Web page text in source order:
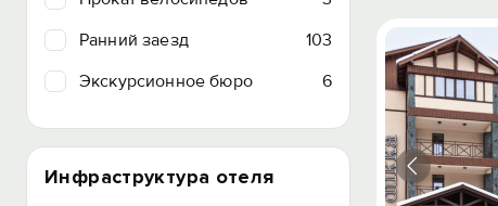
Ранний заезд
103
Экскурсионное бюро
6
Инфраструктура отеля